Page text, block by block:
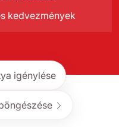
kedvezmények
igénylése